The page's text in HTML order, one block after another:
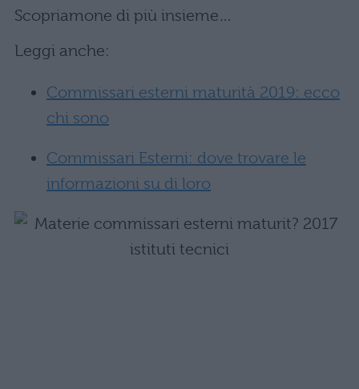
Scopriamone di più insieme…
Leggi anche:
Commissari esterni maturità 2019: ecco
chi sono
Commissari Esterni: dove trovare le
informazioni su di loro